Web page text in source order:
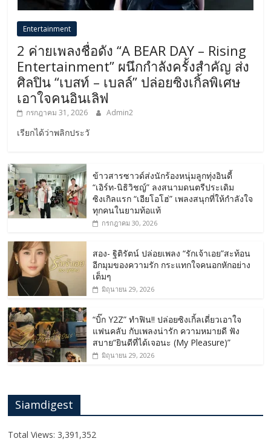
Entertainment
2 ค่ายเพลงชื่อดัง “A BEAR DAY – Rising
Entertainment” ผนึกกำลังครั้งสำคัญ ส่ง
ศิลปิน “เบสท์ – เบลล์” ปล่อยซิงเกิ้ลพิเศษ
เอาใจคนอินเลิฟ
กรกฎาคม 31, 2026 Admin2
เรียกได้ว่าพลิกประวั
ข้าวสารซาวด์ส่งนักร้องหนุ่มลูกทุ่งอินดี้
“เอิร์ท-นิธิวิชญ์” ลงสนามดนตรีประเดิม
ซิงเกิลแรก “เอียโอโฮ่” เพลงสนุกที่ให้กำลังใจ
ทุกคนในยามท้อแท้
กรกฎาคม 30, 2026
สอง- ฐิติรัตน์ ปล่อยเพลง “รักเจ้าเอย”สะท้อน
อีกมุมของความรัก กระแทกใจคนอกหักอย่าง
เต็มๆ
มิถุนายน 29, 2026
“บิ๊ก Y2Z” ทำฟิน!! ปล่อยซิงเกิ้ลเดี่ยวเอาใจ
แฟนคลับ กับเพลงน่ารัก ความหมายดี ฟัง
สบาย“ยินดีที่ได้เจอนะ (My Pleasure)”
มิถุนายน 29, 2026
Siamdigest
Total Views: 3,391,352